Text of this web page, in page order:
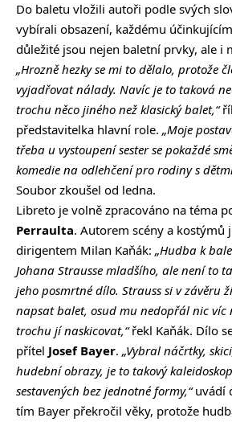
Do baletu vložili autoři podle svých
vybírali obsazení, každému
důležité jsou nejen baletní prvky, ale i
„Hrozně hezky se mi to dělalo, protože
vyjadřovat nálady. Navíc je to taková
trochu něco jiného než klasický balet,“
představitelka hlavní role. „Moje
třeba u vystoupení sester se pokaždé
komedie na odlehčení pro rodiny s
Soubor zkoušel od ledna.
Libreto je volně zpracováno na téma
Perraulta. Autorem scény a kostýmů
dirigentem Milan Kaňák: „Hudba k
Johana Strausse mladšího, ale není to
jeho posmrtné dílo. Strauss si v závěru
napsat balet, osud mu nedopřál nic víc
trochu jí naskicovat,“řekl Kaňák. Dílo
přítel Josef Bayer. „Vybral náčrtky,
hudební obrazy, je to takový
sestavených bez jednotné formy,“uvádí
tím Bayer překročil věky, protože